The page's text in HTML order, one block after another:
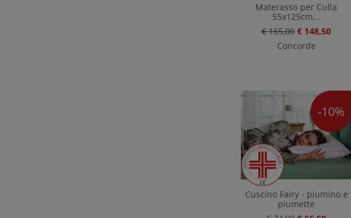
Materasso per Culla
55x125cm...
€ 165,00 € 148,50
Concorde
-10%
Cuscino Fairy - piumino e
piumette